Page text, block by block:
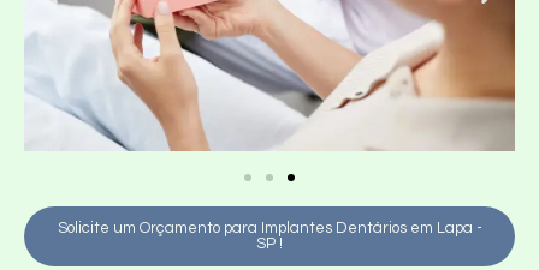
Solicite um Orçamento para Implantes Dentários em Lapa -
SP !